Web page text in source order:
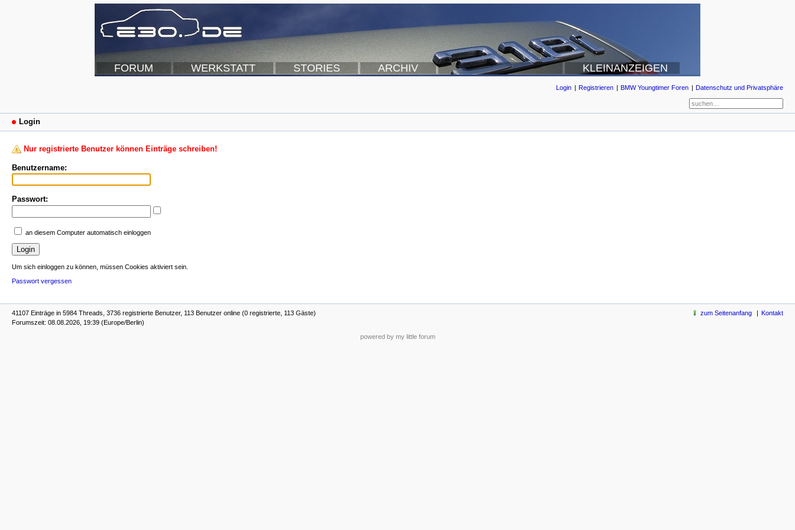
FORUM WERKSTATT STORIES ARCHIV KLEINANZEIGEN
Login Registrieren BMW Youngtimer Foren Datenschutz und Privatsphäre
Login
Nur registrierte Benutzer können Einträge schreiben!
Benutzername:
Passwort:
an diesem Computer automatisch einloggen
Um sich einloggen zu können, müssen Cookies aktiviert sein.
Passwort vergessen
41107 Einträge in 5984 Threads, 3736 registrierte Benutzer, 113 Benutzer online (0 registrierte, 113 Gäste)
Forumszeit: 08.08.2026, 19:39 (Europe/Berlin)
zum Seitenanfang Kontakt
powered by my little forum